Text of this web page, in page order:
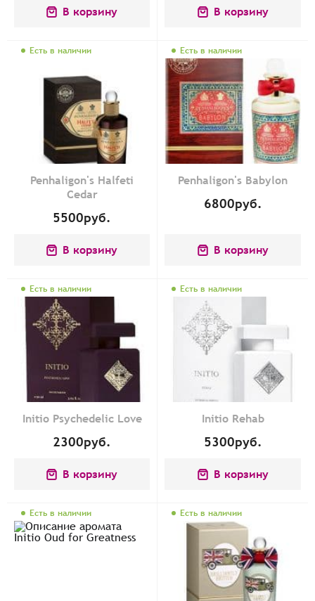
В корзину В корзину
Есть в наличии
Penhaligon's Halfeti
Cedar
5500руб.
В корзину
Есть в наличии
Penhaligon's Babylon
6800руб.
В корзину
Есть в наличии
Initio Psychedelic Love
2300руб.
В корзину
Есть в наличии
Initio Rehab
5300руб.
В корзину
Есть в наличии Есть в наличии